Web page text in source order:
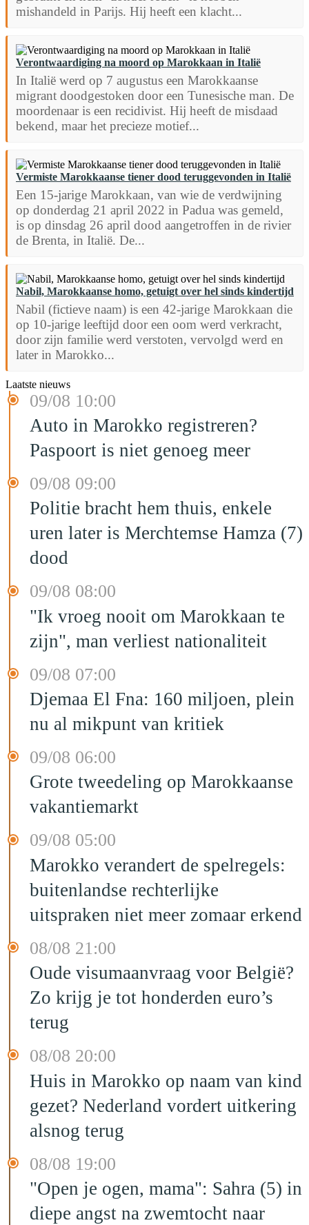
mishandeld in Parijs. Hij heeft een klacht...
Verontwaardiging na moord op Marokkaan in Italië
In Italië werd op 7 augustus een Marokkaanse
migrant doodgestoken door een Tunesische man. De
moordenaar is een recidivist. Hij heeft de misdaad
bekend, maar het precieze motief...
Vermiste Marokkaanse tiener dood teruggevonden in Italië
Een 15-jarige Marokkaan, van wie de verdwijning
op donderdag 21 april 2022 in Padua was gemeld,
is op dinsdag 26 april dood aangetroffen in de rivier
de Brenta, in Italië. De...
Nabil, Marokkaanse homo, getuigt over hel sinds kindertijd
Nabil (fictieve naam) is een 42-jarige Marokkaan die
op 10-jarige leeftijd door een oom werd verkracht,
door zijn familie werd verstoten, vervolgd werd en
later in Marokko...
Laatste nieuws
09/08 10:00
Auto in Marokko registreren?
Paspoort is niet genoeg meer
09/08 09:00
Politie bracht hem thuis, enkele
uren later is Merchtemse Hamza (7)
dood
09/08 08:00
"Ik vroeg nooit om Marokkaan te
zijn", man verliest nationaliteit
09/08 07:00
Djemaa El Fna: 160 miljoen, plein
nu al mikpunt van kritiek
09/08 06:00
Grote tweedeling op Marokkaanse
vakantiemarkt
09/08 05:00
Marokko verandert de spelregels:
buitenlandse rechterlijke
uitspraken niet meer zomaar erkend
08/08 21:00
Oude visumaanvraag voor België?
Zo krijg je tot honderden euro’s
terug
08/08 20:00
Huis in Marokko op naam van kind
gezet? Nederland vordert uitkering
alsnog terug
08/08 19:00
"Open je ogen, mama": Sahra (5) in
diepe angst na zwemtocht naar